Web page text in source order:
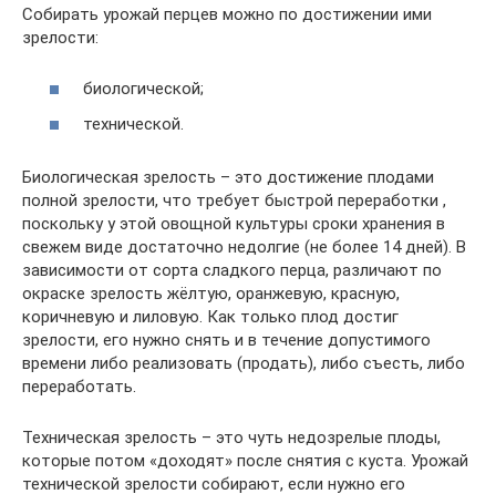
Собирать урожай перцев можно по достижении ими
зрелости:
биологической;
технической.
Биологическая зрелость – это достижение плодами
полной зрелости, что требует быстрой переработки ,
поскольку у этой овощной культуры сроки хранения в
свежем виде достаточно недолгие (не более 14 дней). В
зависимости от сорта сладкого перца, различают по
окраске зрелость жёлтую, оранжевую, красную,
коричневую и лиловую. Как только плод достиг
зрелости, его нужно снять и в течение допустимого
времени либо реализовать (продать), либо съесть, либо
переработать.
Техническая зрелость – это чуть недозрелые плоды,
которые потом «доходят» после снятия с куста. Урожай
технической зрелости собирают, если нужно его